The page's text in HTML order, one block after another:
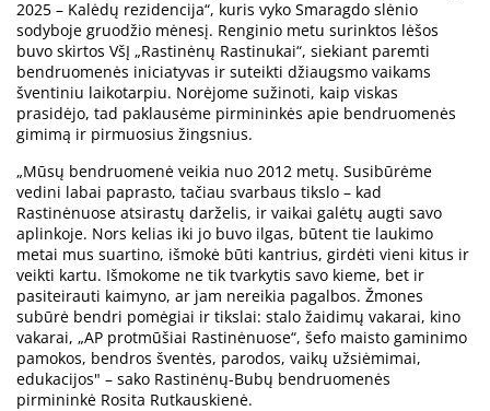
2025 – Kalėdų rezidencija“, kuris vyko Smaragdo slėnio
sodyboje gruodžio mėnesį. Renginio metu surinktos lėšos
buvo skirtos VšĮ „Rastinėnų Rastinukai“, siekiant paremti
bendruomenės iniciatyvas ir suteikti džiaugsmo vaikams
šventiniu laikotarpiu. Norėjome sužinoti, kaip viskas
prasidėjo, tad paklausėme pirmininkės apie bendruomenės
gimimą ir pirmuosius žingsnius.
„Mūsų bendruomenė veikia nuo 2012 metų. Susibūrėme
vedini labai paprasto, tačiau svarbaus tikslo – kad
Rastinėnuose atsirastų darželis, ir vaikai galėtų augti savo
aplinkoje. Nors kelias iki jo buvo ilgas, būtent tie laukimo
metai mus suartino, išmokė būti kantrius, girdėti vieni kitus ir
veikti kartu. Išmokome ne tik tvarkytis savo kieme, bet ir
pasiteirauti kaimyno, ar jam nereikia pagalbos. Žmones
subūrė bendri pomėgiai ir tikslai: stalo žaidimų vakarai, kino
vakarai, „AP protmūšiai Rastinėnuose“, šefo maisto gaminimo
pamokos, bendros šventės, parodos, vaikų užsiėmimai,
edukacijos" – sako Rastinėnų-Bubų bendruomenės
pirmininkė Rosita Rutkauskienė.